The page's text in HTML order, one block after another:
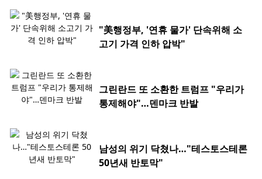
"美행정부, '연휴 물가' 단속위해 소
고기 가격 인하 압박"
그린란드 또 소환한 트럼프 "우리가
통제해야"…덴마크 반발
남성의 위기 닥쳤나…"테스토스테론
50년새 반토막"